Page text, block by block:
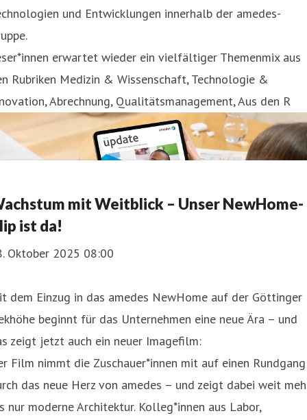
und Entwicklungen innerhalb der amedes-
erwartet wieder ein vielfältiger Themenmix aus
Rubriken Medizin & Wissenschaft, Technologie &
Abrechnung, Qualitätsmanagement, Aus den R
mit Weitblick – Unser NewHome-
ist da!
Oktober 2025 08:00
dem Einzug in das amedes NewHome auf der Göttinger
beginnt für das Unternehmen eine neue Ära – und
zeigt jetzt auch ein neuer Imagefilm:
Film nimmt die Zuschauer*innen mit auf einen Rundgang
das neue Herz von amedes – und zeigt dabei weit
nur moderne Architektur. Kolleg*innen aus Labor,